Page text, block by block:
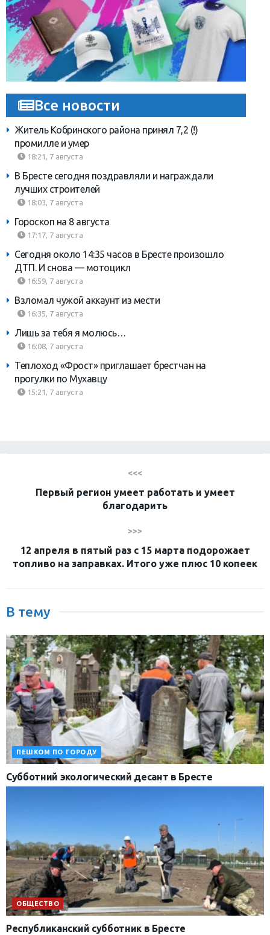
Все новости
Житель Кобринского района принял 7,2 (!)
промилле и умер
18:21, 7 августа
В Бресте сегодня поздравляли и награждали
лучших строителей
18:03, 7 августа
Гороскоп на 8 августа
17:17, 7 августа
Сегодня около 14:35 часов в Бресте произошло
ДТП. И снова — мотоцикл
16:59, 7 августа
Взломал чужой аккаунт из мести
16:35, 7 августа
Лишь за тебя я молюсь…
16:08, 7 августа
Теплоход «Фрост» приглашает брестчан на
прогулки по Мухавцу
15:21, 7 августа
<<<
Первый регион умеет работать и умеет
благодарить
>>>
12 апреля в пятый раз с 15 марта подорожает
топливо на заправках. Итого уже плюс 10 копеек
В тему
ПЕШКОМ ПО ГОРОДУ
Субботний экологический десант в Бресте
ОБЩЕСТВО
Республиканский субботник в Бресте